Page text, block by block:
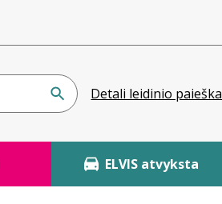
Detali leidinio paieška
ELVIS atvyksta